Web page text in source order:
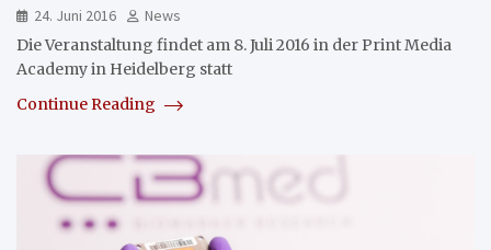
24. Juni 2016
News
Die Veranstaltung findet am 8. Juli 2016 in der Print Media
Academy in Heidelberg statt
Continue Reading